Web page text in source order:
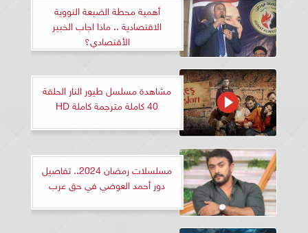
أهمية محطة الضبعة النووية
الاقتصادية .. ماذا اجاب الخبير
الأقتصادي؟
مشاهدة مسلسل طيور النار الحلقة
40 كاملة مترجمة كاملة HD
مسلسلات رمضان 2024.. تفاصيل
دور أحمد العوضي في حق عرب